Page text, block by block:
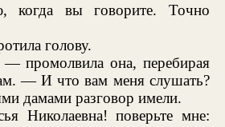
вы говорите. Точно
голову.
промолвила она, перебирая
— И что вам меня слушать?
дамами разговор имели.
Николаевна! поверьте мне: